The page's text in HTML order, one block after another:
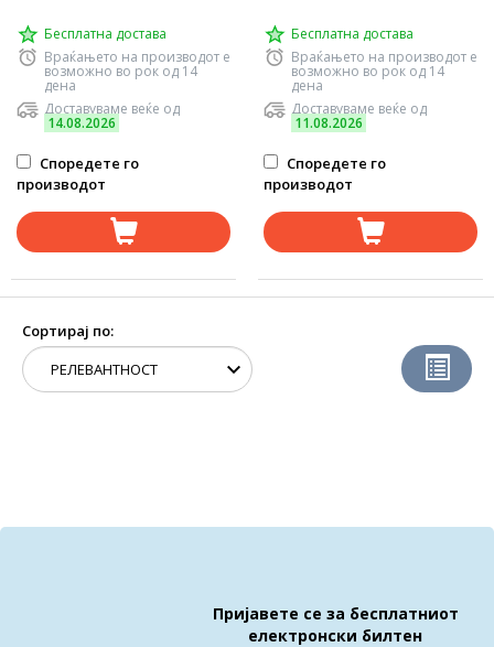
Бесплатна достава
Враќањето на производот е
возможно во рок од 14
дена
Доставуваме веќе од
14.08.2026
Споредете го
производот
Бесплатна достава
Враќањето на производот е
возможно во рок од 14
дена
Доставуваме веќе од
11.08.2026
Споредете го
производот
Сортирај по:
Пријавете се за бесплатниот
електронски билтен